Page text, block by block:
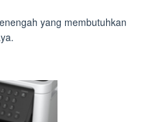
yang membutuhkan